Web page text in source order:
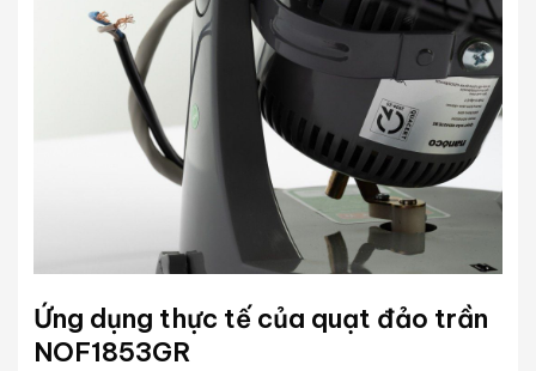
Ứng dụng thực tế của quạt đảo trần
NOF1853GR